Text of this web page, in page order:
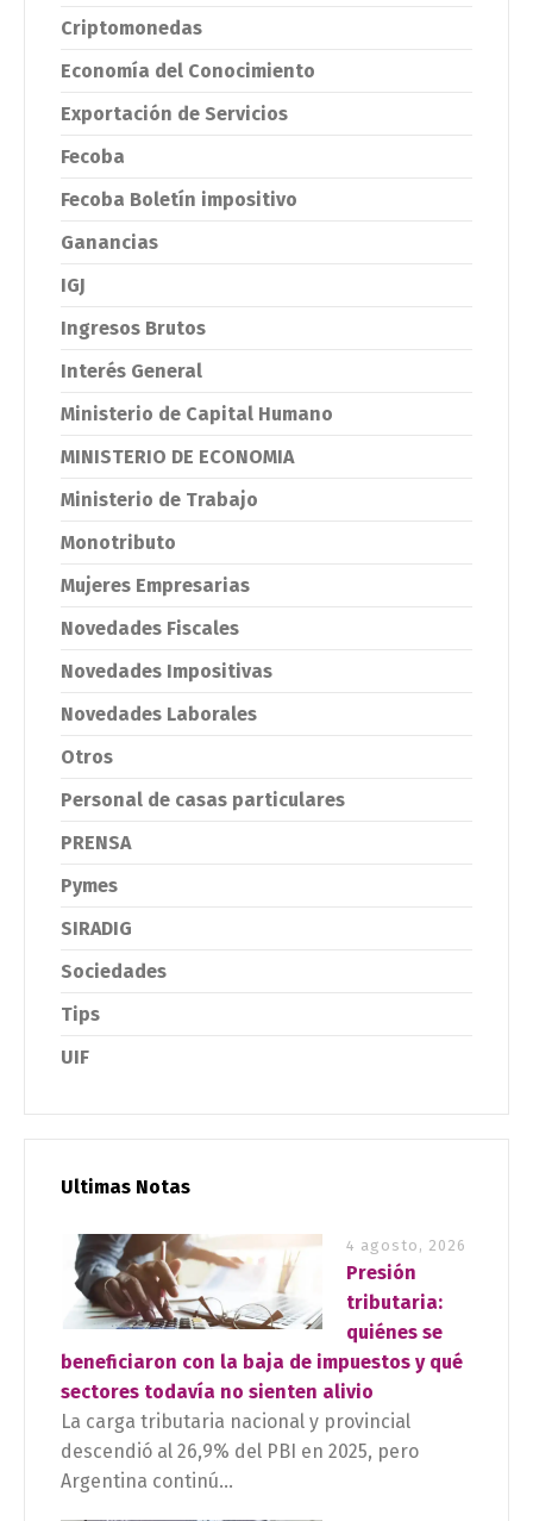
Criptomonedas
Economía del Conocimiento
Exportación de Servicios
Fecoba
Fecoba Boletín impositivo
Ganancias
IGJ
Ingresos Brutos
Interés General
Ministerio de Capital Humano
MINISTERIO DE ECONOMIA
Ministerio de Trabajo
Monotributo
Mujeres Empresarias
Novedades Fiscales
Novedades Impositivas
Novedades Laborales
Otros
Personal de casas particulares
PRENSA
Pymes
SIRADIG
Sociedades
Tips
UIF
Ultimas Notas
4 agosto, 2026
Presión
tributaria:
quiénes se
beneficiaron con la baja de impuestos y qué
sectores todavía no sienten alivio
La carga tributaria nacional y provincial
descendió al 26,9% del PBI en 2025, pero
Argentina continú...